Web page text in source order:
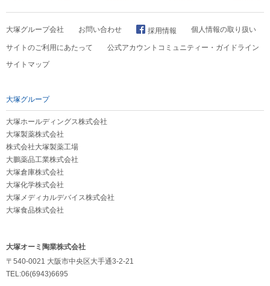
大塚グループ会社 お問い合わせ 採用情報 個人情報の取り扱い
サイトのご利用にあたって
公式アカウントコミュニティー・ガイドライン
サイトマップ
大塚グループ
大塚ホールディングス株式会社
大塚製薬株式会社
株式会社大塚製薬工場
大鵬薬品工業株式会社
大塚倉庫株式会社
大塚化学株式会社
大塚メディカルデバイス株式会社
大塚食品株式会社
大塚オーミ陶業株式会社
〒540-0021 大阪市中央区大手通3-2-21
TEL:06(6943)6695